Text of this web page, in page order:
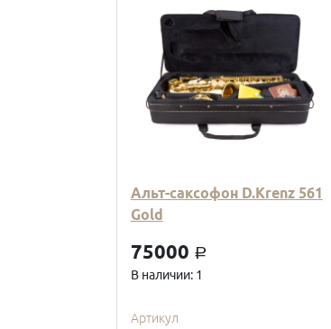
Альт-саксофон D.Krenz 561
Gold
75000 a
В наличии: 1
Артикул